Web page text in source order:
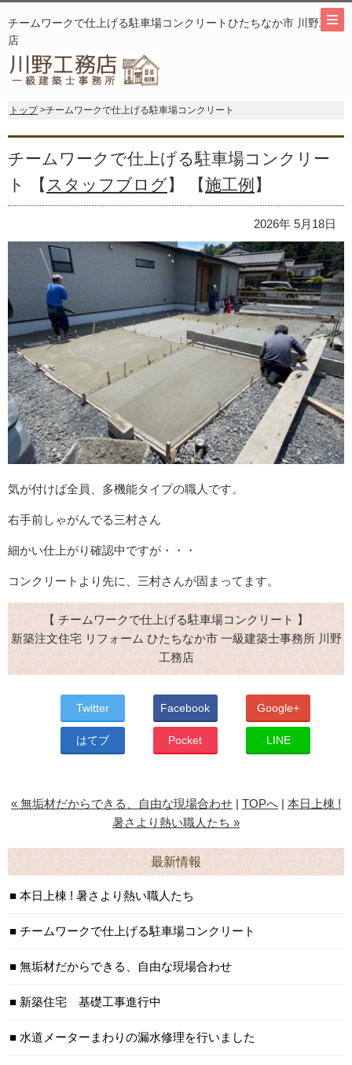
チームワークで仕上げる駐車場コンクリートひたちなか市 川野工務
店
トップ>チームワークで仕上げる駐車場コンクリート
チームワークで仕上げる駐車場コンクリー
ト 【 スタッフブログ】 【施工例 】
2026年 5月18日
気が付けば全員、多機能タイプの職人です。
右手前しゃがんでる三村さん
細かい仕上がり確認中ですが・・・
コンクリートより先に、三村さんが固まってます。
【 チームワークで仕上げる駐車場コンクリート 】
新築注文住宅 リフォーム ひたちなか市 一級建築士事務所 川野
工務店
Twitter Facebook Google+
はてブ Pocket LINE
« 無垢材だからできる、自由な現場合わせ | TOPへ | 本日上棟 !
暑さより熱い職人たち »
最新情報
本日上棟 ! 暑さより熱い職人たち
チームワークで仕上げる駐車場コンクリート
無垢材だからできる、自由な現場合わせ
新築住宅 基礎工事進行中
水道メーターまわりの漏水修理を行いました